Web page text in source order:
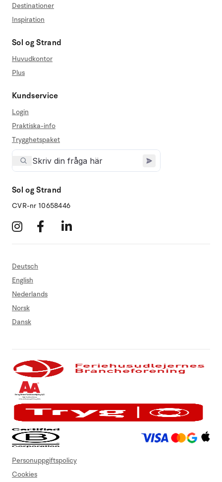
Destinationer
Inspiration
Sol og Strand
Huvudkontor
Plus
Kundservice
Login
Praktiska-info
Trygghetspaket
Sol og Strand
CVR-nr 10658446
Deutsch
English
Nederlands
Norsk
Dansk
Personuppgiftspolicy
Cookies